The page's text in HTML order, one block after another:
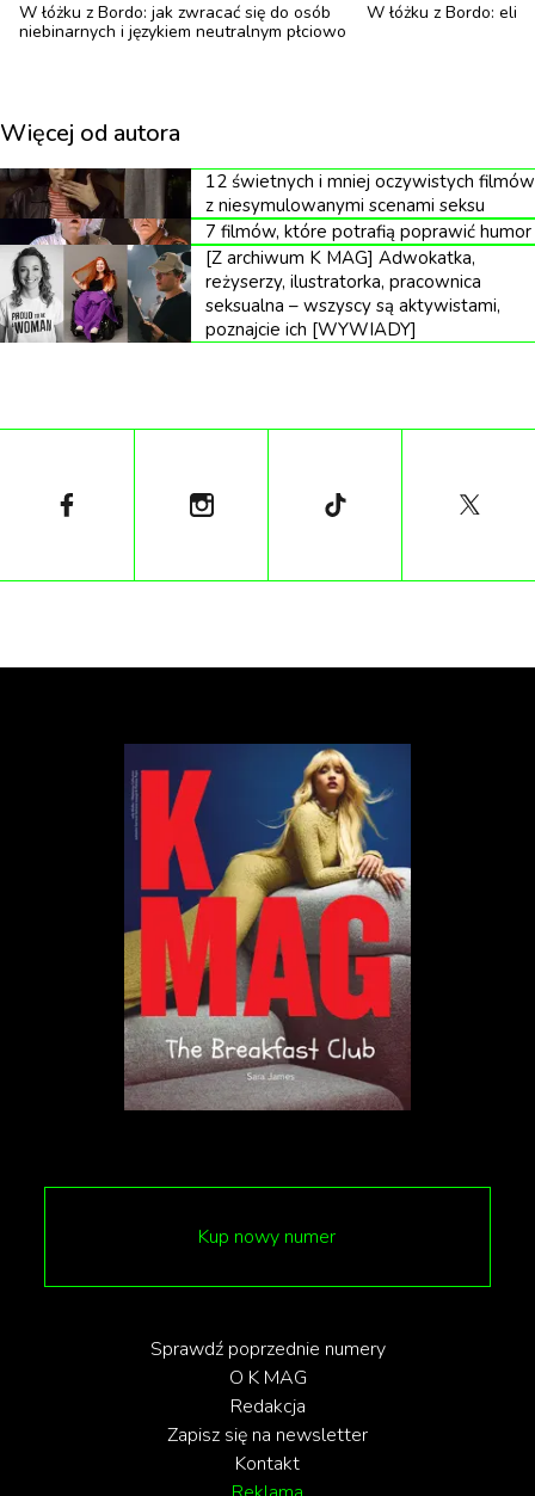
W łóżku z Bordo: jak zwracać się do osób
niebinarnych i językiem neutralnym płciowo
W łóżku z Bordo:
Więcej od autora
12 świetnych i mniej oczywistych filmów
z niesymulowanymi scenami seksu
7 filmów, które potrafią poprawić humor
[Z archiwum K MAG] Adwokatka,
reżyserzy, ilustratorka, pracownica
seksualna – wszyscy są aktywistami,
poznajcie ich [WYWIADY]
Kup nowy numer
Sprawdź poprzednie numery
O K MAG
Redakcja
Zapisz się na newsletter
Kontakt